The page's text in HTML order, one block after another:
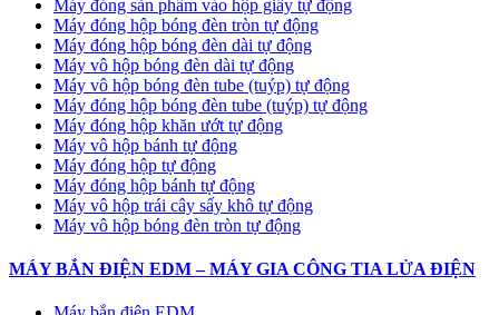
Máy đóng sản phẩm vào hộp giấy tự động
Máy đóng hộp bóng đèn tròn tự động
Máy đóng hộp bóng đèn dài tự động
Máy vô hộp bóng đèn dài tự động
Máy vô hộp bóng đèn tube (tuýp) tự động
Máy đóng hộp bóng đèn tube (tuýp) tự động
Máy đóng hộp khăn ướt tự động
Máy vô hộp bánh tự động
Máy đóng hộp tự động
Máy đóng hộp bánh tự động
Máy vô hộp trái cây sấy khô tự động
Máy vô hộp bóng đèn tròn tự động
MÁY BẮN ĐIỆN EDM – MÁY GIA CÔNG TIA LỬA ĐIỆN